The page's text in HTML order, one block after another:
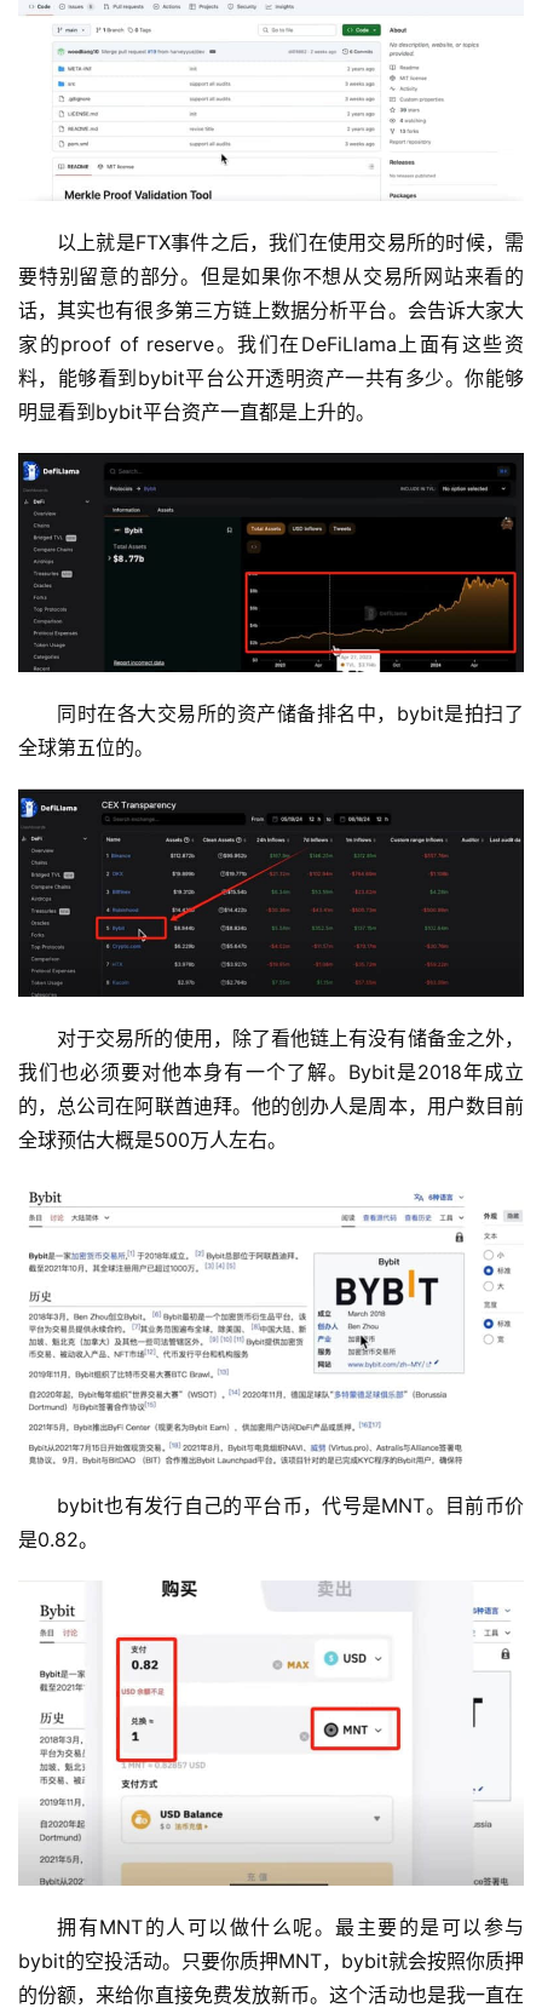
以上就是FTX事件之后，我们在使用交易所的时候，需
要特别留意的部分。但是如果你不想从交易所网站来看的
话，其实也有很多第三方链上数据分析平台。会告诉大家大
家的proof of reserve。我们在DeFiLlama上面有这些资
料，能够看到bybit平台公开透明资产一共有多少。你能够
明显看到bybit平台资产一直都是上升的。
同时在各大交易所的资产储备排名中，bybit是拍扫了
全球第五位的。
对于交易所的使用，除了看他链上有没有储备金之外，
我们也必须要对他本身有一个了解。Bybit是2018年成立
的，总公司在阿联酋迪拜。他的创办人是周本，用户数目前
全球预估大概是500万人左右。
bybit也有发行自己的平台币，代号是MNT。目前币价
是0.82。
拥有MNT的人可以做什么呢。最主要的是可以参与
bybit的空投活动。只要你质押MNT，bybit就会按照你质押
的份额，来给你直接免费发放新币。这个活动也是我一直在